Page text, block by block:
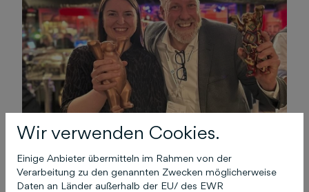
Bereits am 22. Mai 2023 waren die Digital
Wir verwenden Cookies.
Einige Anbieter übermitteln im Rahmen von der
Verarbeitung zu den genannten Zwecken möglicherweise
Daten an Länder außerhalb der EU/ des EWR